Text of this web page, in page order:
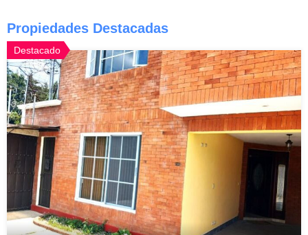
Propiedades Destacadas
Destacado